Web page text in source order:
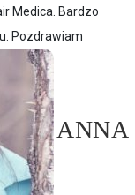
Medica. Bardzo
Pozdrawiam
ANNA